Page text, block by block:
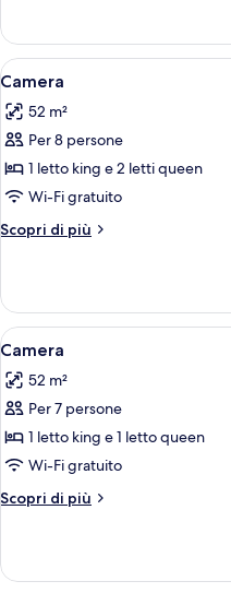
1
King
Bed-
535
Sq
Ft-
Non-
Smoking
Studio
Suite
With
King
Bed-
Sq
Ft-
Smoking
Apri
tutte
le
foto
per
Camera
12
Camera
52 m²
Per 8 persone
1 letto king e 2 letti queen
Wi-Fi gratuito
Scopri di più
Altri
Apri
tutte
le
foto
per
Camera
12
Camera
52 m²
Per 7 persone
1 letto king e 1 letto queen
Wi-Fi gratuito
Scopri di più
Altri